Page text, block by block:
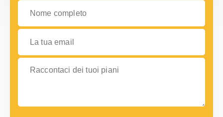
Nome completo
La tua email
Raccontaci dei tuoi piani